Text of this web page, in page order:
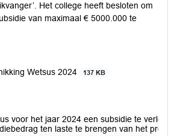
Het college heeft besloten om
van maximaal € 5000.000 te
Wetsus 2024
137 KB
voor het jaar 2024 een subsidie te
ten laste te brengen van het